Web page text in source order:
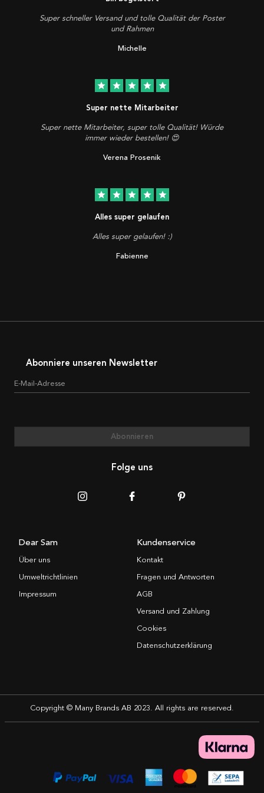
Super schneller Versand und tolle Qualität der Poster
und Rahmen
Michelle
star star star star star
Super nette Mitarbeiter
Super nette Mitarbeiter, super tolle Qualität! Würde
immer wieder bestellen! 😍
Verena Prosenik
star star star star star
Alles super gelaufen
Alles super gelaufen! :)
Fabienne
Abonniere unseren Newsletter
E-Mail-Adresse
Abonnieren
Folge uns
Dear Sam
Über uns
Umweltrichtlinien
Impressum
Kundenservice
Kontakt
Fragen und Antworten
AGB
Versand und Zahlung
Cookies
Datenschutzerklärung
Copyright © Many Brands AB 2023. All rights are reserved.